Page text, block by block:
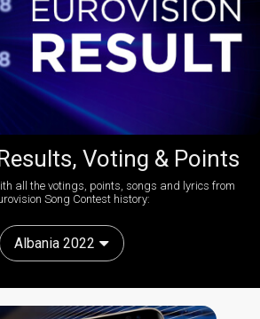
Voting & Points
all the votings, points, songs and lyrics from
Song Contest history:
Albania 2022